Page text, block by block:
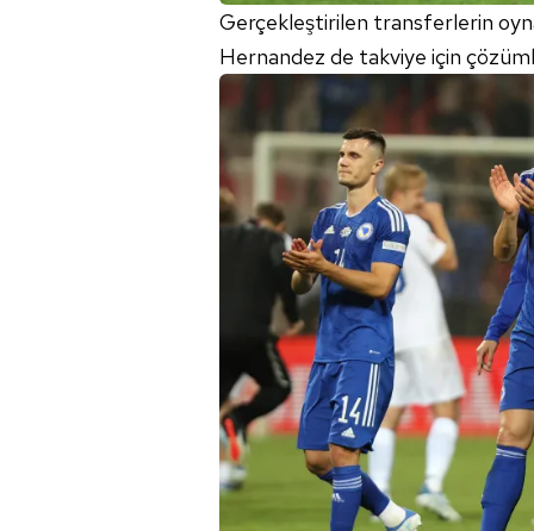
Gerçekleştirilen transferlerin
Hernandez de takviye için